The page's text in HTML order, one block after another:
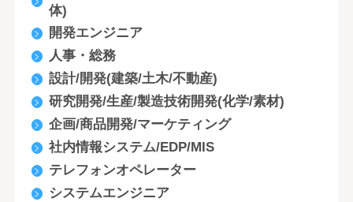
体)
開発エンジニア
人事・総務
設計/開発(建築/土木/不動産)
研究開発/生産/製造技術開発(化学/素材)
企画/商品開発/マーケティング
社内情報システム/EDP/MIS
テレフォンオペレーター
システムエンジニア